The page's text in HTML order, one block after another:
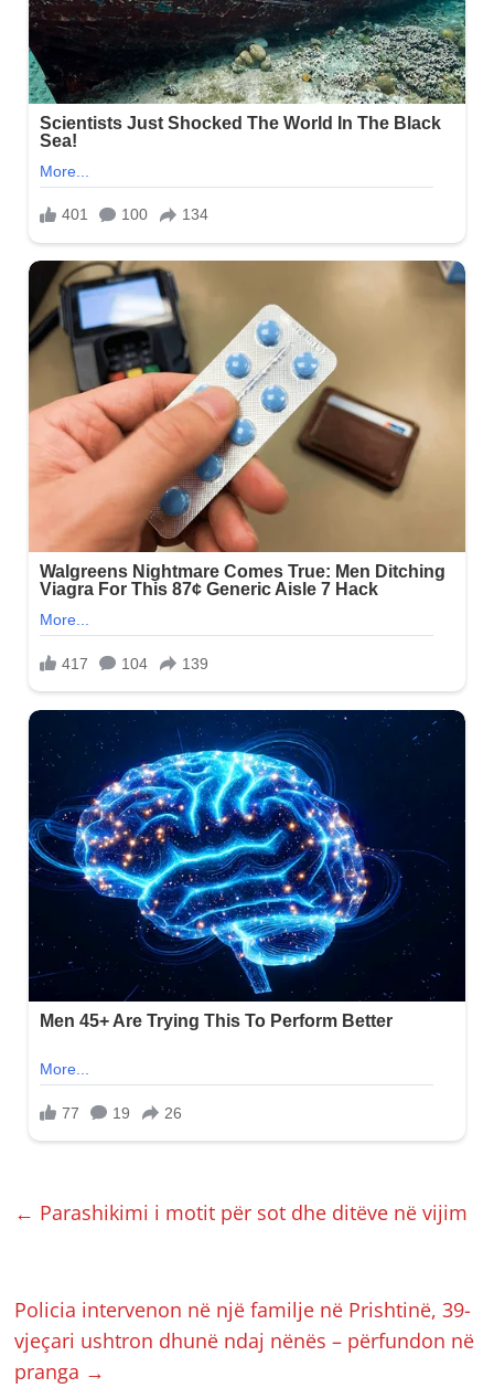
← Parashikimi i motit për sot dhe ditëve në vijim
Policia intervenon në një familje në Prishtinë, 39-
vjeçari ushtron dhunë ndaj nënës – përfundon në
pranga →